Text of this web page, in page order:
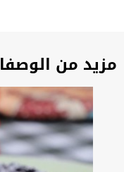
مزيد من